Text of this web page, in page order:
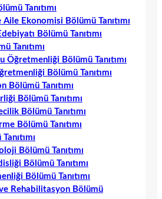
Tanıtımı
Aile Ekonomisi Bölümü Tanıtımı
Bölümü Tanıtımı
Tanıtımı
Öğretmenliği Bölümü Tanıtımı
Bölümü Tanıtımı
Bölümü Tanıtımı
Bölümü Tanıtımı
Bölümü Tanıtımı
Bölümü Tanıtımı
Bölümü Tanıtımı
Bölümü Tanıtımı
Bölümü Tanıtımı
Rehabilitasyon Bölümü